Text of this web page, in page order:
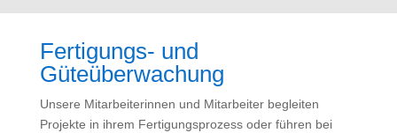
Fertigungs- und
Güteüberwachung
Unsere Mitarbeiterinnen und Mitarbeiter begleiten
Projekte in ihrem Fertigungsprozess oder führen bei